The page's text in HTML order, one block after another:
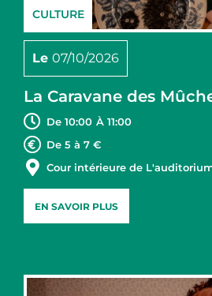
CULTURE
Le 07/10/2026
La Caravane des
De 10:00 À 11:00
De 5 à 7 €
Cour intérieure de
EN SAVOIR PLUS